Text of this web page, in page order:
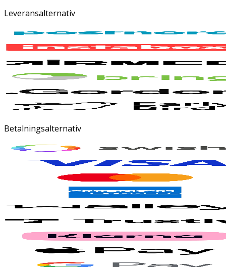
Leveransalternativ
Betalningsalternativ